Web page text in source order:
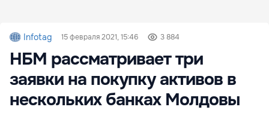
Infotag 15 февраля 2021, 15:46 3 884
НБМ рассматривает три
заявки на покупку активов в
нескольких банках Молдовы